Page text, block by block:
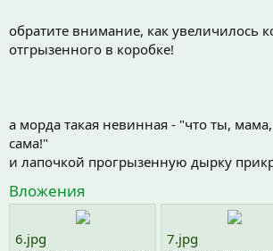
обратите внимание, как увеличилось
отгрызенного в коробке!
а морда такая невинная - "что ты,
сама!"
и лапочкой прогрызенную дырку
Вложения
6.jpg 7.jpg